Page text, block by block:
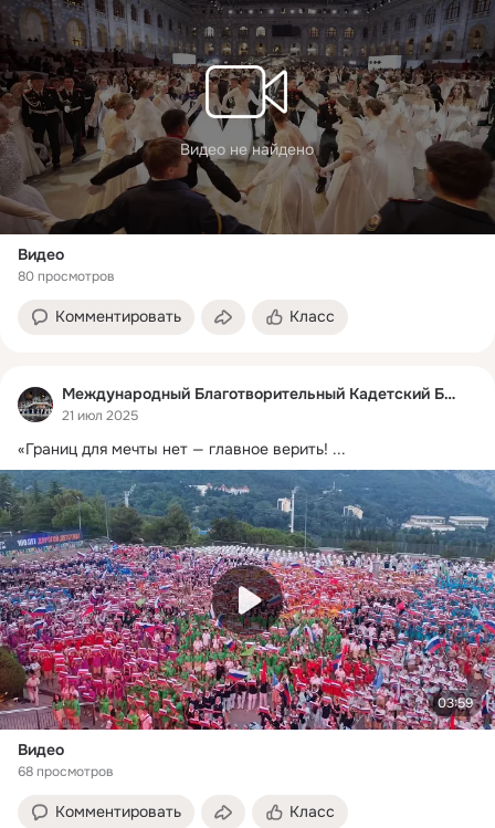
Видео не найдено
Видео
80 просмотров
Комментировать Класс
Международный Благотворительный Кадетский Бал
21 июл 2025
«Границ для мечты нет — главное верить! ...
03:59
Видео
68 просмотров
Комментировать Класс